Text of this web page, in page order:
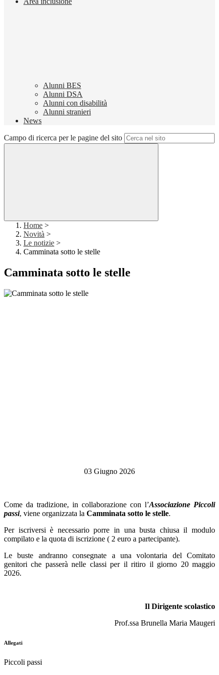
Alunni BES
Alunni DSA
Alunni con disabilità
Alunni stranieri
News
Campo di ricerca per le pagine del sito
Home >
Novità >
Le notizie >
Camminata sotto le stelle
Camminata sotto le stelle
03 Giugno 2026
Come da tradizione, in collaborazione con l’Associazione Piccoli
passi, viene organizzata la Camminata sotto le stelle.
Per iscriversi è necessario porre in una busta chiusa il modulo
compilato e la quota di iscrizione ( 2 euro a partecipante).
Le buste andranno consegnate a una volontaria del Comitato
genitori che passerà nelle classi per il ritiro il giorno 20 maggio
2026.
Il Dirigente scolastico
Prof.ssa Brunella Maria Maugeri
Allegati
Piccoli passi